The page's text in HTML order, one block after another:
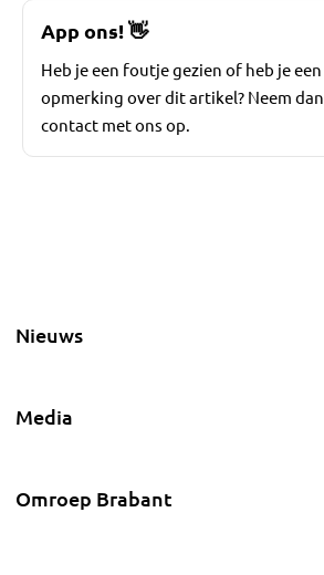
App ons!👋
Heb je een foutje gezien of heb je een
opmerking over dit artikel? Neem dan
contact met ons op.
Nieuws
Media
Omroep Brabant